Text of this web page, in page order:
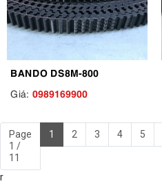
BANDO DS8M-800
Giá: 0989169900
Page
1 /
11
1 2 3 4 5
r